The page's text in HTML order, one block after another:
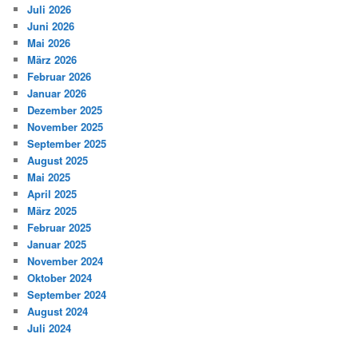
Juli 2026
Juni 2026
Mai 2026
März 2026
Februar 2026
Januar 2026
Dezember 2025
November 2025
September 2025
August 2025
Mai 2025
April 2025
März 2025
Februar 2025
Januar 2025
November 2024
Oktober 2024
September 2024
August 2024
Juli 2024